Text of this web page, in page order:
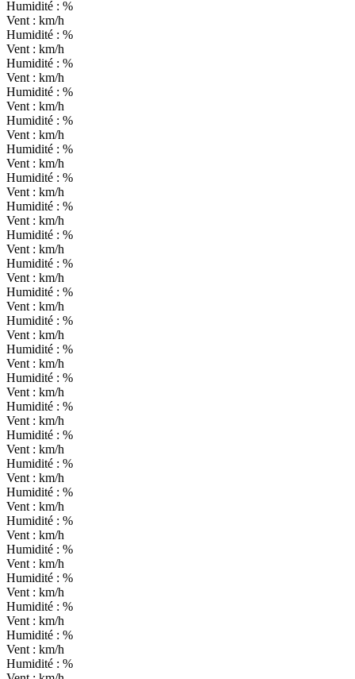
Humidité : %
Vent : km/h
Humidité : %
Vent : km/h
Humidité : %
Vent : km/h
Humidité : %
Vent : km/h
Humidité : %
Vent : km/h
Humidité : %
Vent : km/h
Humidité : %
Vent : km/h
Humidité : %
Vent : km/h
Humidité : %
Vent : km/h
Humidité : %
Vent : km/h
Humidité : %
Vent : km/h
Humidité : %
Vent : km/h
Humidité : %
Vent : km/h
Humidité : %
Vent : km/h
Humidité : %
Vent : km/h
Humidité : %
Vent : km/h
Humidité : %
Vent : km/h
Humidité : %
Vent : km/h
Humidité : %
Vent : km/h
Humidité : %
Vent : km/h
Humidité : %
Vent : km/h
Humidité : %
Vent : km/h
Humidité : %
Vent : km/h
Humidité : %